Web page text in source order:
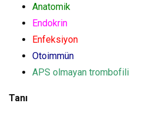
Anatomik
Endokrin
Enfeksiyon
Otoimmün
APS olmayan trombofili
Tanı